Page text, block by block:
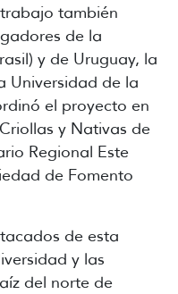
también
de la
y de Uruguay, la
Universidad de la
el proyecto en
y Nativas de
Regional Este
de Fomento
de esta
y las
del norte de